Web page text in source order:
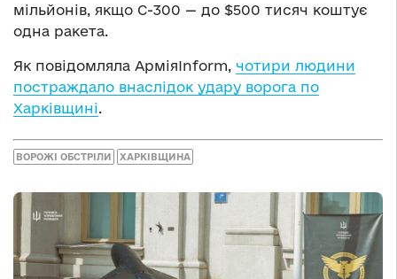
мільйонів, якщо С-300 — до $500 тисяч коштує
одна ракета.
Як повідомляла АрміяInform, чотири людини
постраждало внаслідок удару ворога по
Харківщині.
ВОРОЖІ ОБСТРІЛИ ХАРКІВЩИНА